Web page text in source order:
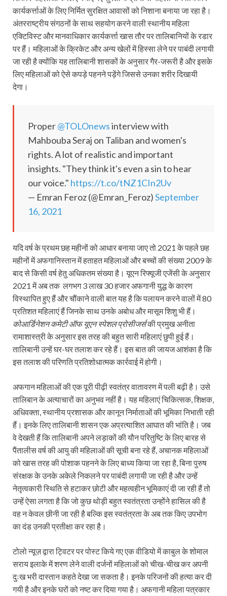
कार्यकर्त्ताओं के लिए निर्मित सुरक्षित आवासों को निशाना बनाया जा रहा है।
अंतरराष्ट्रीय संगठनों के साथ सहयोग करने वाली स्थानीय महिला
एक्टिविस्ट और मानवाधिकार कार्यकर्त्ता खास तौर पर तालिबानियों के रडार
पर हैं। महिलाओं के क्रिकेट और अन्य खेलों में हिस्सा लेने पर पाबंदी लगायी
जा रही है क्योंकि यह तालिबानी शासकों के अनुसार गैर-जरूरी है और इसके
लिए महिलाओं को ऐसे कपड़े पहनने पड़ेंगे जिससे उनका शरीर दिखायी
देगा।
Proper@TOLOnewsinterview with
Mahbouba Seraj on Taliban and women's
rights. A lot of realistic and important
insights. "They think it's even a sin to hear
our voice." https://t.co/tNZ1CIn2Uv
— Emran Feroz (@Emran_Feroz)September
16, 2021
यदि वर्ष के प्रथम छह महीनों को आधार बनाया जाए तो 2021 के पहले छह
महीनों में अफगानिस्तान में हताहत महिलाओं और बच्चों की संख्या 2009 के
बाद से किसी वर्ष हेतु अधिकतम संख्या है। यूएन रिफ्यूजी एजेंसी के अनुसार
2021 में अब तक लगभग 3 लाख 30 हजार अफगानी युद्ध के कारण
विस्थापित हुए हैं और चौंकाने वाली बात यह है कि पलायन करने वालों में 80
प्रतिशत महिलाएं हैं जिनके साथ उनके अबोध और मासूम शिशु भी हैं।
कोआर्डिनेशन कमेटी ऑफ यूएन स्पेशल प्रोसीजर्सकी प्रमुख अनीता
रामाशास्त्री के अनुसार इस तरह की बहुत सारी महिलाएं छुपी हुई हैं।
तालिबानी उन्हें घर-घर तलाश कर रहे हैं। इस बात की जायज आशंका है कि
इस तलाश की परिणति प्रतिशोधात्मक कार्रवाई में होगी।
अफगान महिलाओं की एक पूरी पीढ़ी स्वतंत्र वातावरण में पली बढ़ी है। उसे
तालिबान के अत्याचारों का अनुभव नहीं है। यह महिलाएं चिकित्सक, शिक्षक,
अधिवक्ता, स्थानीय प्रशासक और कानून निर्माताओं की भूमिका निभाती रही
हैं। इनके लिए तालिबानी शासन एक अप्रत्याशित आघात की भांति है। जब
वे देखती हैं कि तालिबानी अपने लड़ाकों की यौन परितुष्टि के लिए बारह से
पैंतालीस वर्ष की आयु की महिलाओं की सूची बना रहे हैं, अचानक महिलाओं
को खास तरह की पोशाक पहनने के लिए बाध्य किया जा रहा है, बिना पुरुष
संरक्षक के उनके अकेले निकलने पर पाबंदी लगायी जा रही है और उन्हें
नेतृत्वकारी स्थिति से हटाकर छोटी और महत्वहीन भूमिकाएं दी जा रही हैं तो
उन्हें ऐसा लगता है कि जो कुछ थोड़ी बहुत स्वतंत्रता उन्होंने हासिल की है
वह न केवल छीनी जा रही है बल्कि इस स्वतंत्रता के अब तक किए उपभोग
का दंड उनकी प्रतीक्षा कर रहा है।
टोलो न्यूज़ द्वारा ट्विटर पर पोस्ट किये गए एक वीडियो में काबुल के शोमाल
सराय इलाके में शरण लेने वाली दर्जनों महिलाओं को चीख-चीख कर अपनी
दुःख भरी दास्तान कहते देखा जा सकता है। इनके परिजनों की हत्या कर दी
गयी है और इनके घरों को नष्ट कर दिया गया है। अफगानी महिला पत्रकार